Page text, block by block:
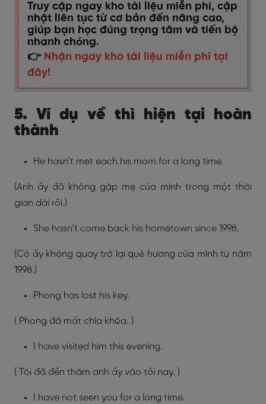
Truy cập ngay kho tài liệu miễn phí, cập
nhật liên tục từ cơ bản đến nâng cao,
giúp bạn học đúng trọng tâm và tiến bộ
nhanh chóng.
👉 Nhận ngay kho tài liệu miễn phí tại
đây!
5. Ví dụ về thì hiện tại hoàn
thành
He hasn’t met each his mom for a long time.
(Anh ấy đã không gặp mẹ của mình trong một thời
gian dài rồi.)
She hasn’t come back his hometown since 1998.
(Cô ấy không quay trở lại quê hương của mình từ năm
1998.)
Phong has lost his key.
( Phong đã mất chìa khóa. )
I have visited him this evening.
( Tôi đã đến thăm anh ấy vào tối nay. )
I have not seen you for a long time.